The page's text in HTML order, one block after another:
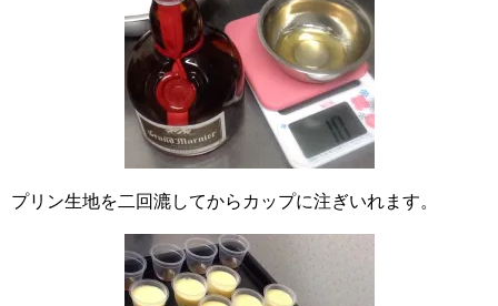
プリン生地を二回漉してからカップに注ぎいれます。